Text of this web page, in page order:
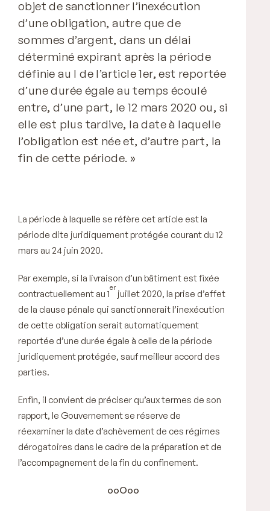
objet de sanctionner l’inexécution
d’une obligation, autre que de
sommes d’argent, dans un délai
déterminé expirant après la période
définie au I de l’article 1er, est reportée
d’une durée égale au temps écoulé
entre, d’une part, le 12 mars 2020 ou, si
elle est plus tardive, la date à laquelle
l’obligation est née et, d’autre part, la
fin de cette période. »
La période à laquelle se réfère cet article est la
période dite juridiquement protégée courant du 12
mars au 24 juin 2020.
Par exemple, si la livraison d’un bâtiment est fixée
contractuellement au 1
er
juillet 2020, la prise d’effet
de la clause pénale qui sanctionnerait l’inexécution
de cette obligation serait automatiquement
reportée d’une durée égale à celle de la période
juridiquement protégée, sauf meilleur accord des
parties.
Enfin, il convient de préciser qu’aux termes de son
rapport, le Gouvernement se réserve de
réexaminer la date d’achèvement de ces régimes
dérogatoires dans le cadre de la préparation et de
l’accompagnement de la fin du confinement.
ooOoo